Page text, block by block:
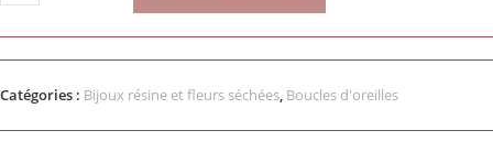
Catégories : Bijoux résine et fleurs séchées, Boucles d'oreilles